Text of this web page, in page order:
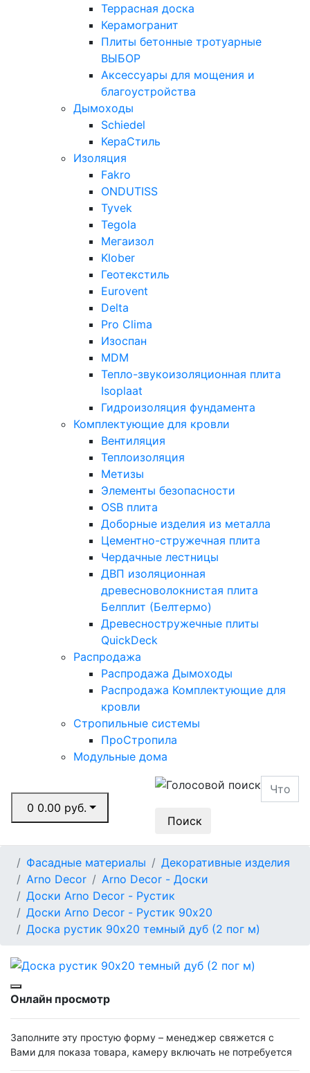
Террасная доска
Керамогранит
Плиты бетонные тротуарные
ВЫБОР
Аксессуары для мощения и
благоустройства
Дымоходы
Schiedel
КераСтиль
Изоляция
Fakro
ONDUTISS
Tyvek
Tegola
Мегаизол
Klober
Геотекстиль
Eurovent
Delta
Pro Clima
Изоспан
MDM
Тепло-звукоизоляционная плита
Isoplaat
Гидроизоляция фундамента
Комплектующие для кровли
Вентиляция
Теплоизоляция
Метизы
Элементы безопасности
OSB плита
Доборные изделия из металла
Цементно-стружечная плита
Чердачные лестницы
ДВП изоляционная
древесноволокнистая плита
Белплит (Белтермо)
Древесностружечные плиты
QuickDeck
Распродажа
Распродажа Дымоходы
Распродажа Комплектующие для
кровли
Стропильные системы
ПроСтропила
Модульные дома
0 0.00 руб.
Поиск
Фасадные материалы
Декоративные изделия
Arno Decor
Arno Decor - Доски
Доски Arno Decor - Рустик
Доски Arno Decor - Рустик 90x20
Доска рустик 90х20 темный дуб (2 пог м)
Онлайн просмотр
Заполните эту простую форму – менеджер свяжется с
Вами для показа товара, камеру включать не потребуется